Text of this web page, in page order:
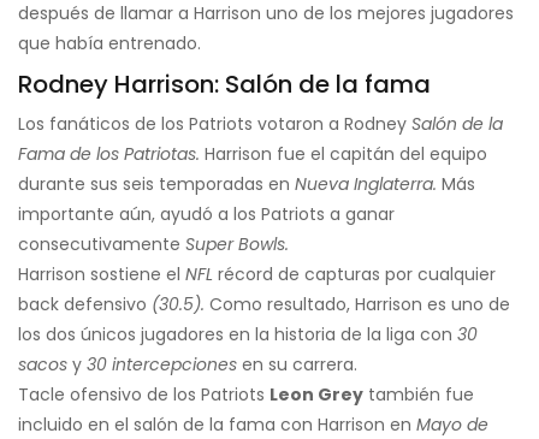
después de llamar a Harrison uno de los mejores jugadores
que había entrenado.
Rodney Harrison: Salón de la fama
Los fanáticos de los Patriots votaron a Rodney Salón de la
Fama de los Patriotas. Harrison fue el capitán del equipo
durante sus seis temporadas en Nueva Inglaterra. Más
importante aún, ayudó a los Patriots a ganar
consecutivamente Super Bowls.
Harrison sostiene el NFL récord de capturas por cualquier
back defensivo (30.5). Como resultado, Harrison es uno de
los dos únicos jugadores en la historia de la liga con 30
sacos y 30 intercepciones en su carrera.
Tacle ofensivo de los Patriots Leon Grey también fue
incluido en el salón de la fama con Harrison en Mayo de